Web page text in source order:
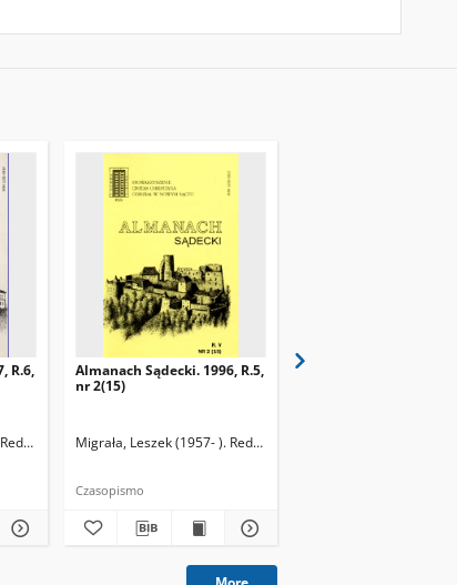
R.6,
naczelny
Almanach Sądecki. 1996, R.5,
nr 2(15)
Migrała, Leszek (1957- ). Redaktor naczelny
Czasopismo